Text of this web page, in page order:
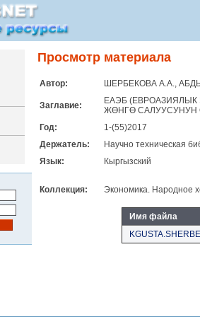
Просмотр материала
Автор: ШЕРБЕКОВА А.А.,
Заглавие:
ЕАЭБ
ЖӨНГӨ САЛУУСУНУН
Год:
1-(55)2017
Держатель:
Научно техническая
Язык:
Кыргызский
Коллекция: Экономика. Народное
Имя файла